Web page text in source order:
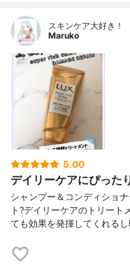
スキンケア大好き！
Maruko
5.00
デイリーケアにぴった
シャンプー＆コンディショ
ト?デイリーケアのトリート
ても効果を発揮してくれる